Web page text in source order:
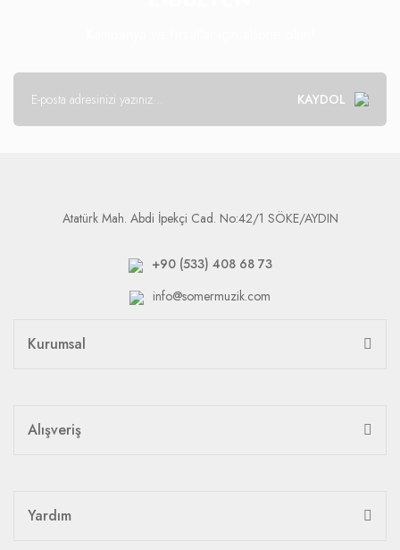
KAYDOL
Atatürk Mah. Abdi İpekçi Cad. No:42/1 SÖKE/AYDIN
+90 (533) 408 68 73
info@somermuzik.com
Kurumsal
Alışveriş
Yardım